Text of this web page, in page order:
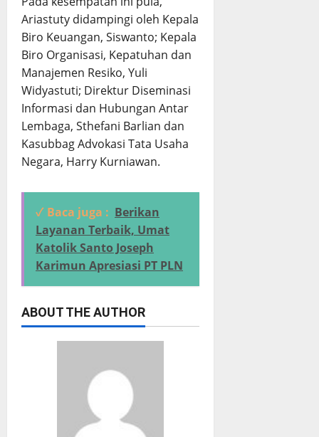
Ariastuty didampingi oleh Kepala
Biro Keuangan, Siswanto; Kepala
Biro Organisasi, Kepatuhan dan
Manajemen Resiko, Yuli
Widyastuti; Direktur Diseminasi
Informasi dan Hubungan Antar
Lembaga, Sthefani Barlian dan
Kasubbag Advokasi Tata Usaha
Negara, Harry Kurniawan.
✓ Baca juga : Berikan
Layanan Terbaik, Umat
Katolik Santo Joseph
Karimun Apresiasi PT PLN
ABOUT THE AUTHOR